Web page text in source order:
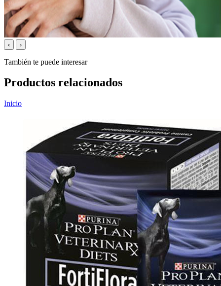
‹ ›
También te puede interesar
Productos relacionados
Inicio